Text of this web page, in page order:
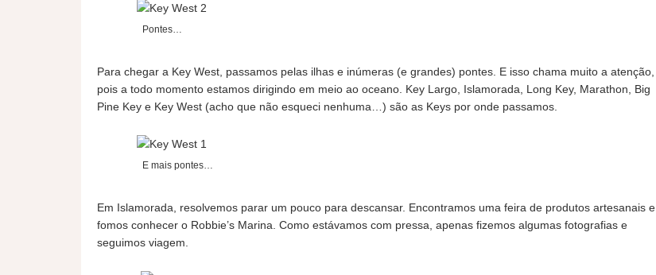
Pontes…
Para chegar a Key West, passamos pelas ilhas e inúmeras (e grandes) pontes. E isso chama muito a atenção,
pois a todo momento estamos dirigindo em meio ao oceano. Key Largo, Islamorada, Long Key, Marathon, Big
Pine Key e Key West (acho que não esqueci nenhuma…) são as Keys por onde passamos.
E mais pontes…
Em Islamorada, resolvemos parar um pouco para descansar. Encontramos uma feira de produtos artesanais e
fomos conhecer o Robbie’s Marina. Como estávamos com pressa, apenas fizemos algumas fotografias e
seguimos viagem.